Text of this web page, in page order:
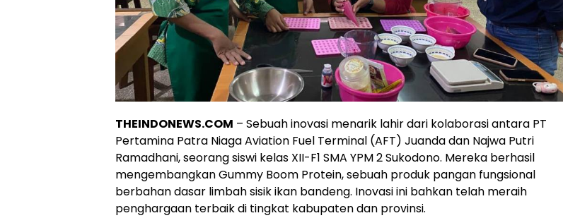
THEINDONEWS.COM – Sebuah inovasi menarik lahir dari kolaborasi antara PT
Pertamina Patra Niaga Aviation Fuel Terminal (AFT) Juanda dan Najwa Putri
Ramadhani, seorang siswi kelas XII-F1 SMA YPM 2 Sukodono. Mereka berhasil
mengembangkan Gummy Boom Protein, sebuah produk pangan fungsional
berbahan dasar limbah sisik ikan bandeng. Inovasi ini bahkan telah meraih
penghargaan terbaik di tingkat kabupaten dan provinsi.